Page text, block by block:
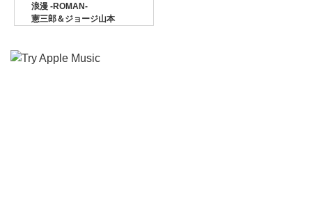
浪漫 -ROMAN-
憲三郎＆ジョージ山本